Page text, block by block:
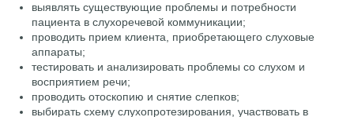
выявлять существующие проблемы и потребности
пациента в слухоречевой коммуникации;
проводить прием клиента, приобретающего слуховые
аппараты;
тестировать и анализировать проблемы со слухом и
восприятием речи;
проводить отоскопию и снятие слепков;
выбирать схему слухопротезирования, участвовать в